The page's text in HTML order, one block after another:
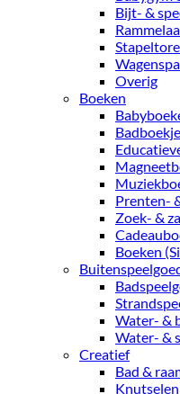
Bijt- &
Overig
Boeken
Prenten-
Zoek- &
Boeken
Water- &
Water- &
Creatief
Bad &
Knutselen